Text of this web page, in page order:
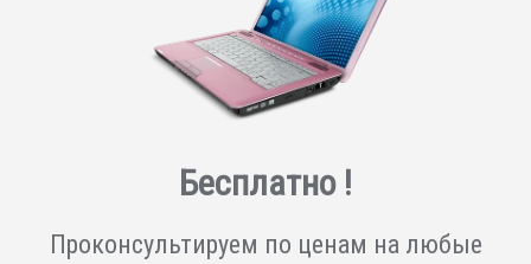
Бесплатно !
Проконсультируем по ценам на любые